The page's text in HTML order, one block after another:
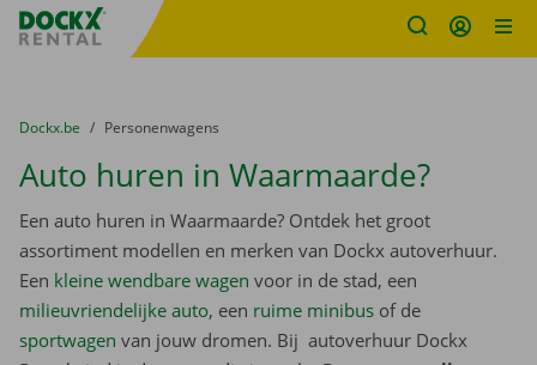
Fratello DEMO
U bevindt zich hier:
van
Dockx.be naar
Personenwagens
Auto huren in Waarmaarde?
Een auto huren in Waarmaarde? Ontdek het groot
assortiment modellen en merken van Dockx autoverhuur.
Een kleine wendbare wagen voor in de stad, een
milieuvriendelijke auto, een ruime minibus of de
sportwagen van jouw dromen. Bij autoverhuur Dockx